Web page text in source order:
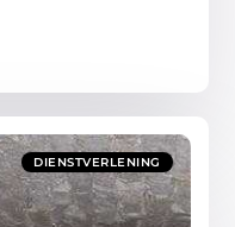
DIENSTVERLENING